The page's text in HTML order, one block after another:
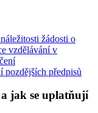
žádosti o
vzdělávání v
pozdějších předpisů
jak se uplatňují